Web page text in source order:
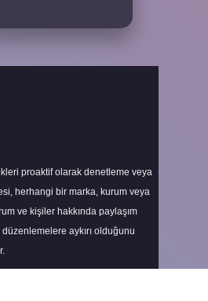
proaktif olarak denetleme veya
herhangi bir marka, kurum veya
ve kişiler hakkında paylaşım
aykırı olduğunu